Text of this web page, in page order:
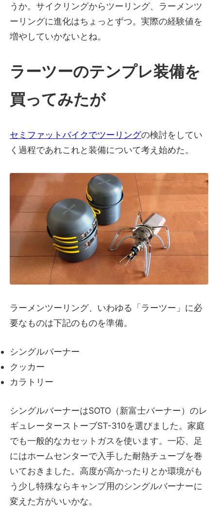
うか。サイクリングからツーリング、ラーメンツ
ーリングに進化はちょっとずつ。実際の経験値を
増やしていかないとね。
ラーツーのテンプレ装備を
買ってみたが
セミファットバイクでツーリングの検討をしてい
く過程であれこれと装備について考え始めた。
ラーメンツーリング、いわゆる「ラーツー」に必
要なものは下記のものを準備。
シングルバーナー
クッカー
カラトリー
シングルバーナーはSOTO（新富士バーナー）のレ
ギュレーターストーブST-310を選びました。家庭
でも一般的なカセットガスを使います。一応、足
にはホームセンターで入手した耐熱チューブを巻
いておきました。高度が高かったりとか環境がも
う少し特殊ならキャンプ用のシングルバーナーに
変えた方がいいかな。